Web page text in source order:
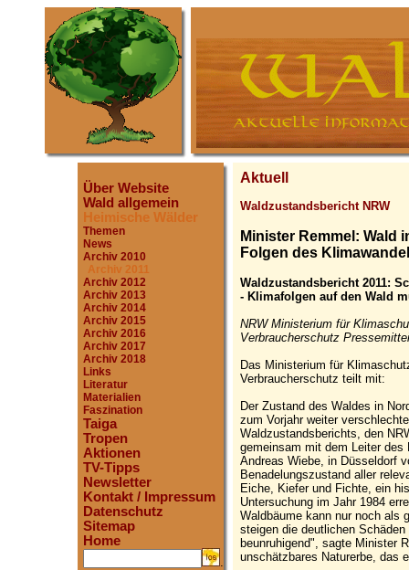
Über Website
Wald allgemein
Heimische Wälder
Themen
News
Archiv 2010
Archiv 2011
Archiv 2012
Archiv 2013
Archiv 2014
Archiv 2015
Archiv 2016
Archiv 2017
Archiv 2018
Links
Literatur
Materialien
Faszination
Taiga
Tropen
Aktionen
TV-Tipps
Newsletter
Kontakt / Impressum
Datenschutz
Sitemap
Home
.
Aktuell
Waldzustandsbericht NRW
Minister Remmel: Wald
Folgen des
Waldzustandsbericht 2011:
- Klimafolgen auf den Wald
NRW Ministerium für
Verbraucherschutz
Das Ministerium für
Verbraucherschutz teilt mit:
Der Zustand des Waldes in
zum Vorjahr weiter
Waldzustandsberichts, den
gemeinsam mit dem Leiter des
Andreas Wiebe, in Düsseldorf
Benadelungszustand aller
Eiche, Kiefer und Fichte, ein
Untersuchung im Jahr 1984
Waldbäume kann nur noch als
steigen die deutlichen
beunruhigend", sagte Minister
unschätzbares Naturerbe, das